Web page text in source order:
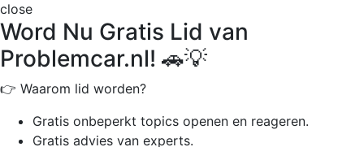
close
Word Nu Gratis Lid van
Problemcar.nl! 🚗💡
👉 Waarom lid worden?
Gratis onbeperkt topics openen en reageren.
Gratis advies van experts.